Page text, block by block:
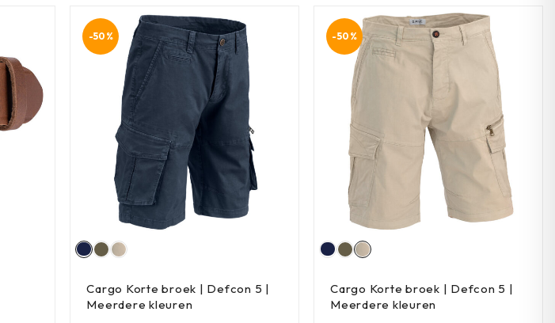
-50%
Cargo Korte broek | Defcon 5 |
Meerdere kleuren
-50%
Cargo Korte broek | Defcon 5 |
Meerdere kleuren